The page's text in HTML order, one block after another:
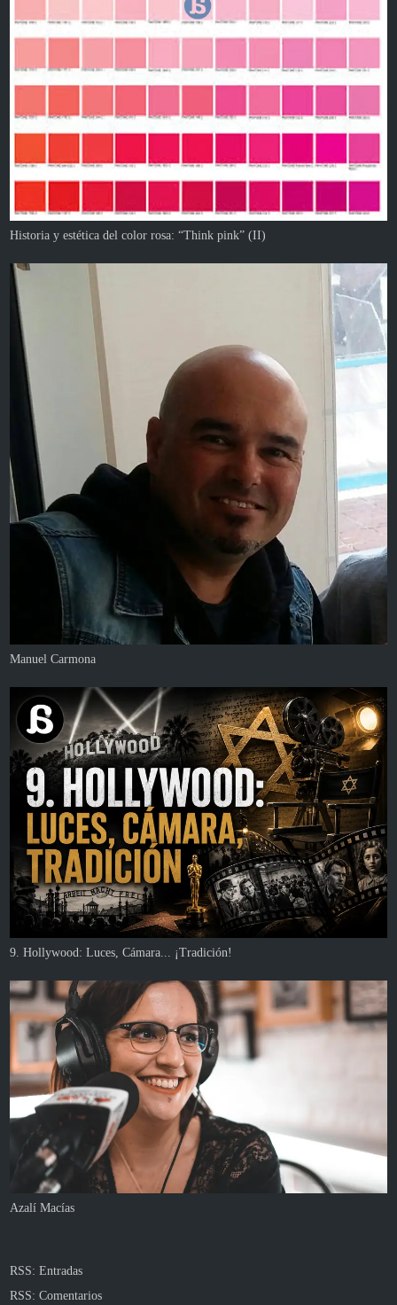
Historia y estética del color rosa: “Think pink” (II)
Manuel Carmona
9. Hollywood: Luces, Cámara... ¡Tradición!
Azalí Macías
RSS: Entradas
RSS: Comentarios